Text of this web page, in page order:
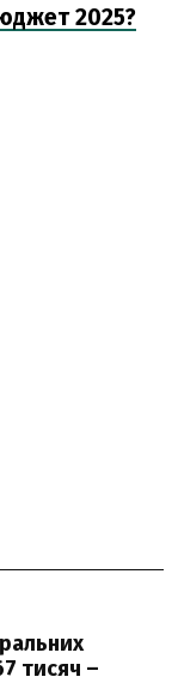
2025?
тисяч –